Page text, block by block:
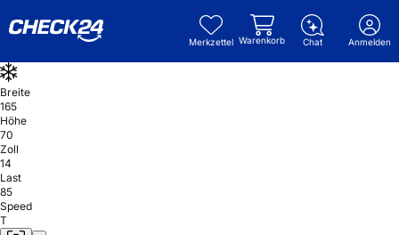
Merkzettel Warenkorb Chat Anmelden
Breite
165
Höhe
70
Zoll
14
Last
85
Speed
T